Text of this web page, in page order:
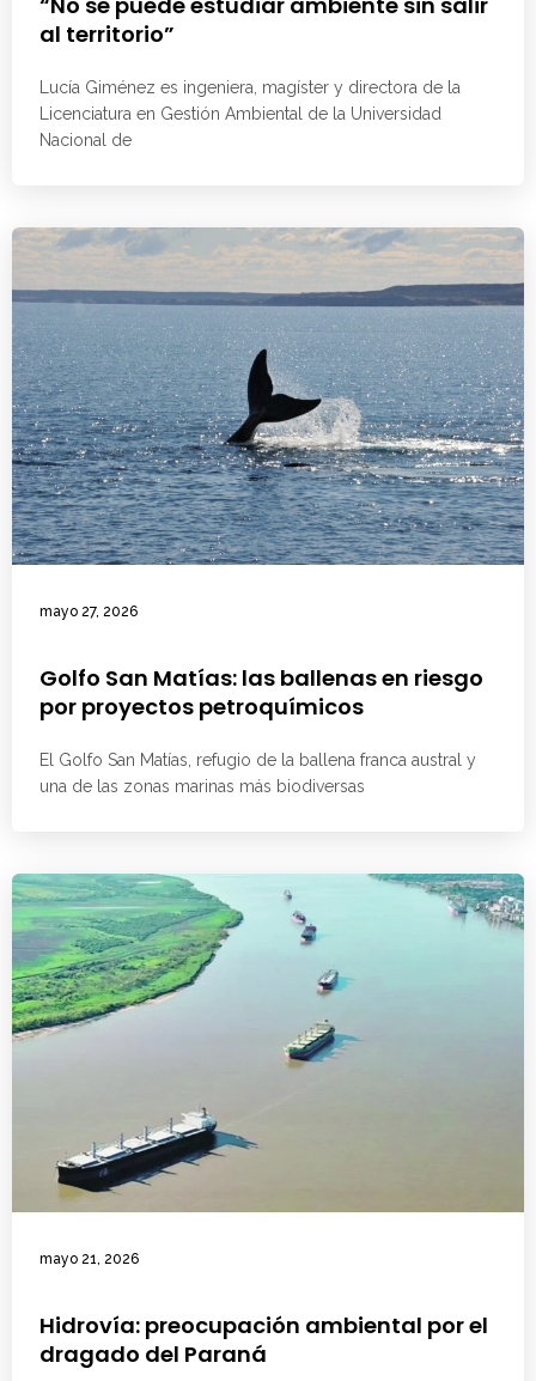
al territorio”
Lucía Giménez es ingeniera, magíster y directora de la
Licenciatura en Gestión Ambiental de la Universidad
Nacional de
mayo 27, 2026
Golfo San Matías: las ballenas en riesgo
por proyectos petroquímicos
El Golfo San Matías, refugio de la ballena franca austral y
una de las zonas marinas más biodiversas
mayo 21, 2026
Hidrovía: preocupación ambiental por el
dragado del Paraná